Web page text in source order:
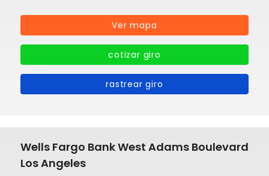
Ver mapa
cotizar giro
rastrear giro
Wells Fargo Bank West Adams Boulevard
Los Angeles